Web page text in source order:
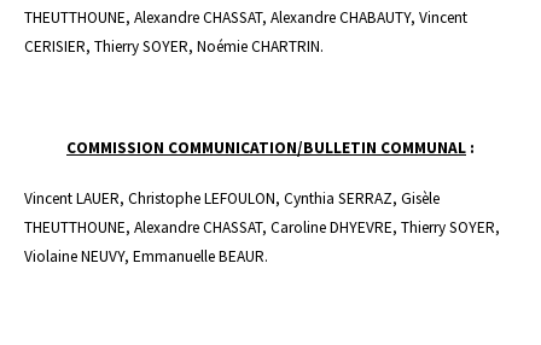
THEUTTHOUNE, Alexandre CHASSAT, Alexandre CHABAUTY, Vincent
CERISIER, Thierry SOYER, Noémie CHARTRIN.
COMMISSION COMMUNICATION/BULLETIN COMMUNAL :
Vincent LAUER, Christophe LEFOULON, Cynthia SERRAZ, Gisèle
THEUTTHOUNE, Alexandre CHASSAT, Caroline DHYEVRE, Thierry SOYER,
Violaine NEUVY, Emmanuelle BEAUR.